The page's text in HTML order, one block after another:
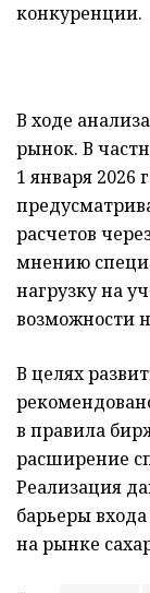
конкуренции.
В ходе
рынок. В
1 января 2026
расчетов
мнению
нагрузку на
возможности
В целях
в правила
расширение
Реализация
барьеры
на рынке